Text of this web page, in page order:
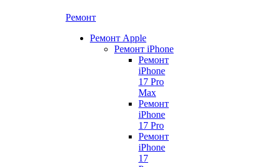
Ремонт
Ремонт Apple
Ремонт iPhone
Ремонт
iPhone
17 Pro
Max
Ремонт
iPhone
17 Pro
Ремонт
iPhone
17